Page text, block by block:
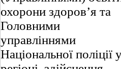
охорони здоров’я та
Головними
управліннями
Національної поліції